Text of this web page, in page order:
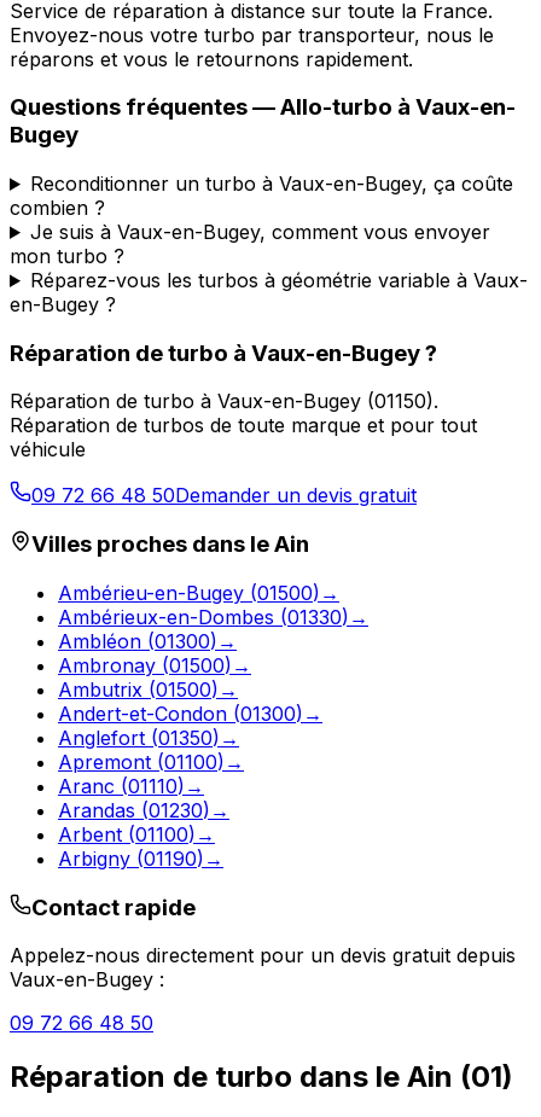
Service de réparation à distance sur toute la France.
Envoyez-nous votre turbo par transporteur, nous le
réparons et vous le retournons rapidement.
Questions fréquentes —Allo-turbo à Vaux-en-
Bugey
Reconditionner un turbo à Vaux-en-Bugey, ça coûte
combien ?
Je suis à Vaux-en-Bugey, comment vous envoyer
mon turbo ?
Réparez-vous les turbos à géométrie variable à Vaux-
en-Bugey ?
Réparation de turbo à Vaux-en-Bugey?
Réparation de turbo à Vaux-en-Bugey (01150).
Réparation de turbos de toute marque et pour tout
véhicule
09 72 66 48 50Demander un devis gratuit
Villes proches dans leAin
Ambérieu-en-Bugey (01500) →
Ambérieux-en-Dombes (01330) →
Ambléon (01300) →
Ambronay (01500) →
Ambutrix (01500) →
Andert-et-Condon (01300) →
Anglefort (01350) →
Apremont (01100) →
Aranc (01110) →
Arandas (01230) →
Arbent (01100) →
Arbigny (01190) →
Contact rapide
Appelez-nous directement pour un devis gratuit depuis
Vaux-en-Bugey :
09 72 66 48 50
Réparation de turbo dans le Ain (01)